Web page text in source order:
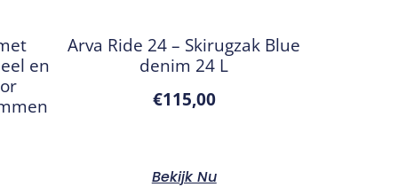
en
Arva Ride 24 – Skirugzak Blue
denim 24 L
€115,00
Bekijk Nu